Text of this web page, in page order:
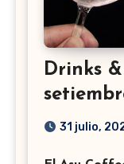
Drinks
31 julio,